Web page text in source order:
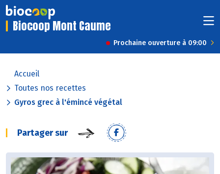
Biocoop Mont Caume
Prochaine ouverture à 09:00
Accueil
Toutes nos recettes
Gyros grec à l'émincé végétal
Partager sur